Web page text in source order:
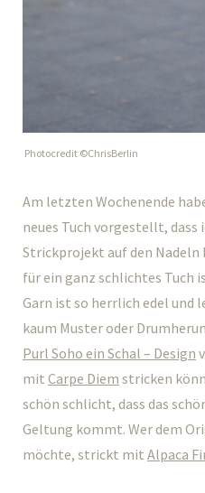
Photocredit ©ChrisBerlin
Am letzten Wochenende
neues Tuch vorgestellt, dass
Strickprojekt auf den Nadeln
für ein ganz schlichtes Tuch
Garn ist so herrlich edel und
kaum Muster oder
Purl Soho ein Schal – Design
mit Carpe Diem stricken
schön schlicht, dass das
Geltung kommt. Wer dem
möchte, strickt mit Alpaca